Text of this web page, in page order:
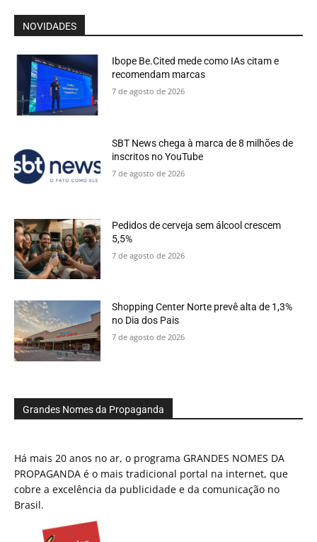
NOVIDADES
Ibope Be.Cited mede como IAs citam e
recomendam marcas
7 de agosto de 2026
SBT News chega à marca de 8 milhões de
inscritos no YouTube
7 de agosto de 2026
Pedidos de cerveja sem álcool crescem
5,5%
7 de agosto de 2026
Shopping Center Norte prevê alta de 1,3%
no Dia dos Pais
7 de agosto de 2026
Grandes Nomes da Propaganda
Há mais 20 anos no ar, o programa GRANDES NOMES DA
PROPAGANDA é o mais tradicional portal na internet, que
cobre a excelência da publicidade e da comunicação no
Brasil.